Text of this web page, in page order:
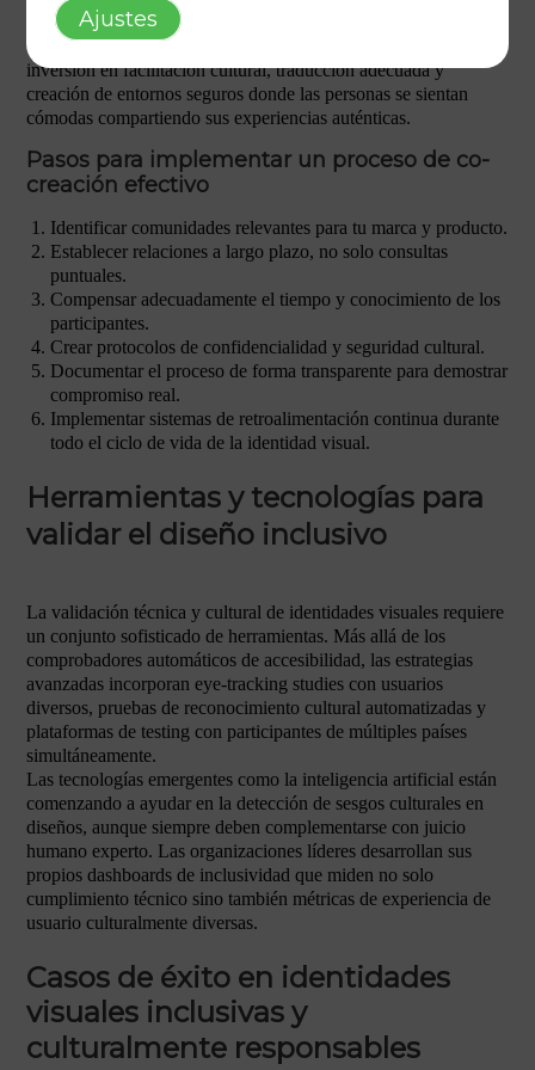
estructurados, y establecen procesos de validación iterativa con
usuarios reales de diferentes culturas. Estas prácticas requieren
inversión en facilitación cultural, traducción adecuada y
creación de entornos seguros donde las personas se sientan
cómodas compartiendo sus experiencias auténticas.
Pasos para implementar un proceso de co-
creación efectivo
Identificar comunidades relevantes para tu marca y producto.
Establecer relaciones a largo plazo, no solo consultas
puntuales.
Compensar adecuadamente el tiempo y conocimiento de los
participantes.
Crear protocolos de confidencialidad y seguridad cultural.
Documentar el proceso de forma transparente para demostrar
compromiso real.
Implementar sistemas de retroalimentación continua durante
todo el ciclo de vida de la identidad visual.
Herramientas y tecnologías para
validar el diseño inclusivo
La validación técnica y cultural de identidades visuales requiere
un conjunto sofisticado de herramientas. Más allá de los
comprobadores automáticos de accesibilidad, las estrategias
avanzadas incorporan eye-tracking studies con usuarios
diversos, pruebas de reconocimiento cultural automatizadas y
plataformas de testing con participantes de múltiples países
simultáneamente.
Las tecnologías emergentes como la inteligencia artificial están
comenzando a ayudar en la detección de sesgos culturales en
diseños, aunque siempre deben complementarse con juicio
humano experto. Las organizaciones líderes desarrollan sus
propios dashboards de inclusividad que miden no solo
cumplimiento técnico sino también métricas de experiencia de
usuario culturalmente diversas.
Casos de éxito en identidades
visuales inclusivas y
culturalmente responsables
Ajustes